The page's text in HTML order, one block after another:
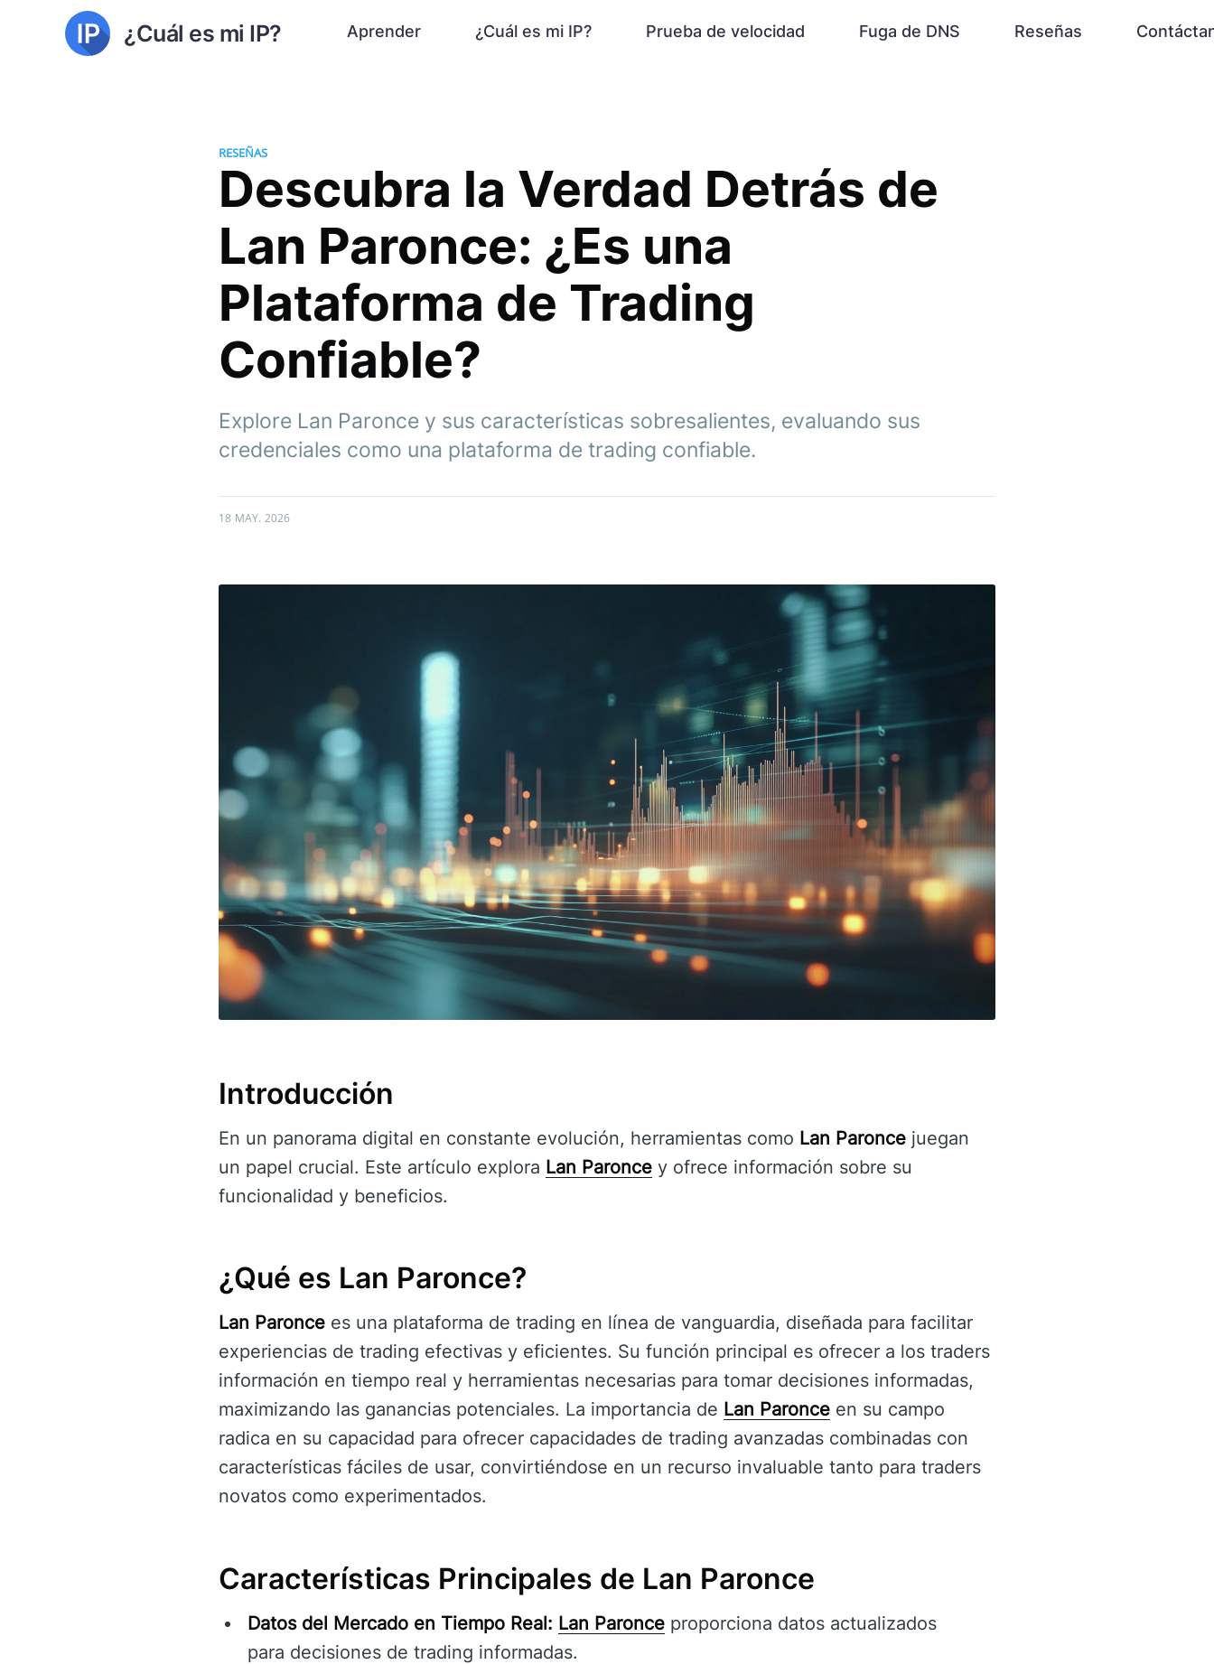
¿Cuál es mi IP? Aprender ¿Cuál es mi IP? Prueba de velocidad Fuga de DNS Reseñas
RESEÑAS
Descubra la Verdad Detrás de
Lan Paronce: ¿Es una
Plataforma de Trading
Confiable?
Explore Lan Paronce y sus características sobresalientes, evaluando sus
credenciales como una plataforma de trading confiable.
18 MAY. 2026
Introducción
En un panorama digital en constante evolución, herramientas como Lan Paronce juegan
un papel crucial. Este artículo explora Lan Paronce y ofrece información sobre su
funcionalidad y beneficios.
¿Qué es Lan Paronce?
Lan Paronce es una plataforma de trading en línea de vanguardia, diseñada para facilitar
experiencias de trading efectivas y eficientes. Su función principal es ofrecer a los traders
información en tiempo real y herramientas necesarias para tomar decisiones informadas,
maximizando las ganancias potenciales. La importancia de Lan Paronce en su campo
radica en su capacidad para ofrecer capacidades de trading avanzadas combinadas con
características fáciles de usar, convirtiéndose en un recurso invaluable tanto para traders
novatos como experimentados.
Características Principales de Lan Paronce
Datos del Mercado en Tiempo Real: Lan Paronce proporciona datos actualizados
para decisiones de trading informadas.